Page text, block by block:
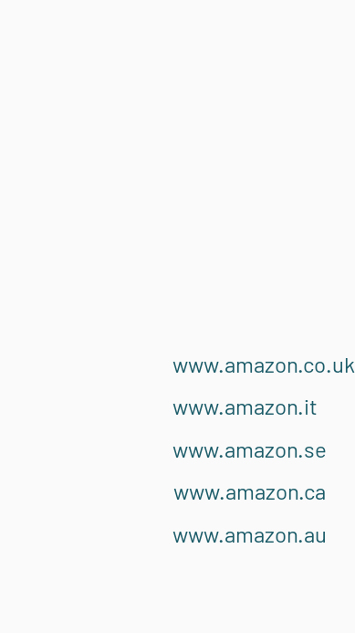
www.amazon.co.uk
www.amazon.it
www.amazon.se
www.amazon.ca
www.amazon.au